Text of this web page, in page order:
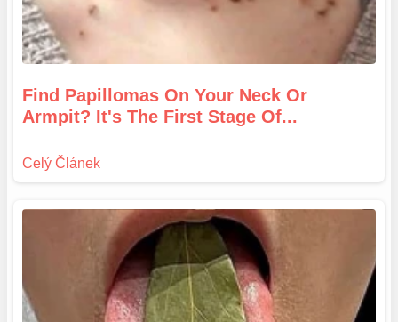
Find Papillomas On Your Neck Or
Armpit? It's The First Stage Of...